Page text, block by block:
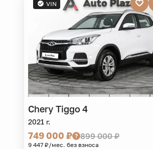
VIN
Chery Tiggo 4
2021 г.
749 000 ₽ 899 000 ₽
9 447 ₽/мес. без взноса